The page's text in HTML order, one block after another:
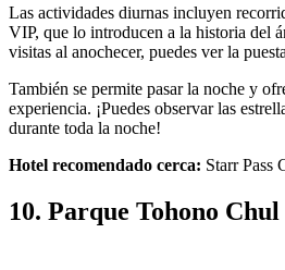
Las actividades diurnas incluyen
VIP, que lo introducen a la historia del
visitas al anochecer, puedes ver la
También se permite pasar la noche y
experiencia. ¡Puedes observar las
durante toda la noche!
Hotel recomendado cerca: Starr Pass
10. Parque Tohono Chul